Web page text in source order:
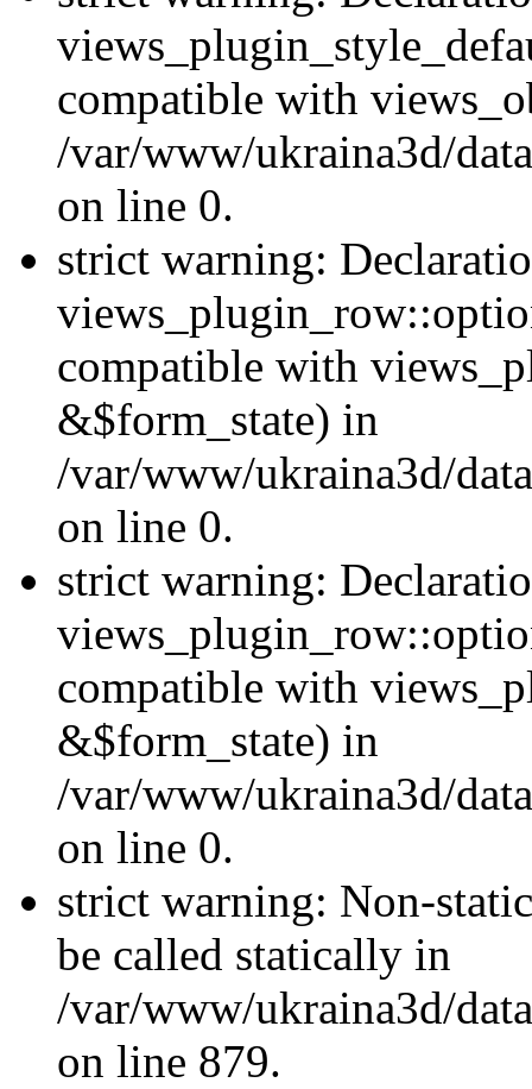
compatible with
/var/www/ukraina3d/
on line 0.
strict warning:
compatible with
&$form_state) in
/var/www/ukraina3d/
on line 0.
strict warning:
compatible with
&$form_state) in
/var/www/ukraina3d/
on line 0.
strict warning: Non-
be called statically in
/var/www/ukraina3d/
on line 879.